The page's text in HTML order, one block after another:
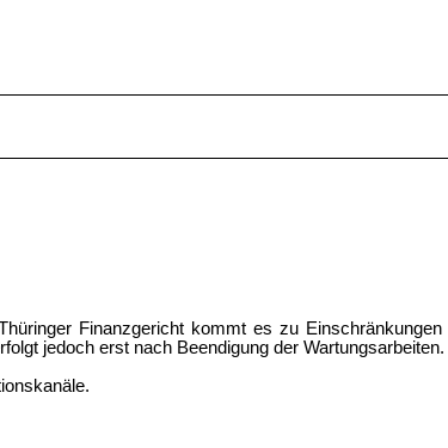
Finanzgericht kommt es zu Einschränkungen
jedoch erst nach Beendigung der Wartungsarbeiten.